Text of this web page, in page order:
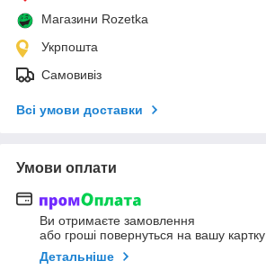
Магазини Rozetka
Укрпошта
Самовивіз
Всі умови доставки
Умови оплати
Ви отримаєте замовлення
або гроші повернуться на вашу картку
Детальніше